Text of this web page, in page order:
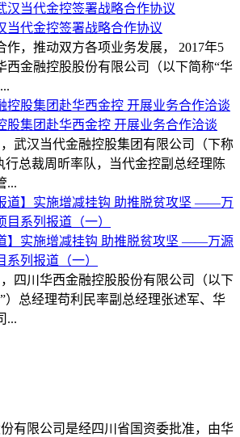
当代金控签署战略合作协议
作，推动双方各项业务发展， 2017年5
西金融控股股份有限公司（以下简称“华
股集团赴华西金控 开展业务合作洽谈
，武汉当代金融控股集团有限公司（下称
行总裁周昕率队，当代金控副总经理陈
...
】实施增减挂钩 助推脱贫攻坚 ——万源
列报道（一）
，四川华西金融控股股份有限公司（以下
）总经理苟利民率副总经理张述军、华
...
有限公司是经四川省国资委批准，由华